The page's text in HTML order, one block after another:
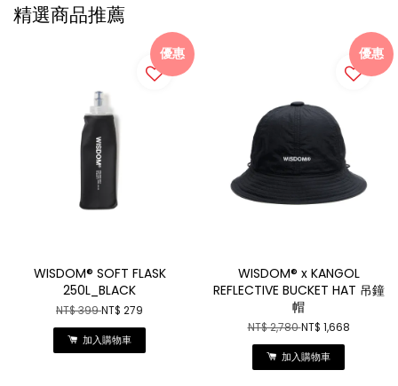
精選商品推薦
優惠
WISDOM® SOFT FLASK
250L_BLACK
NT$ 399NT$ 279
加入購物車
優惠
WISDOM® x KANGOL
REFLECTIVE BUCKET HAT 吊鐘
帽
NT$ 2,780NT$ 1,668
加入購物車